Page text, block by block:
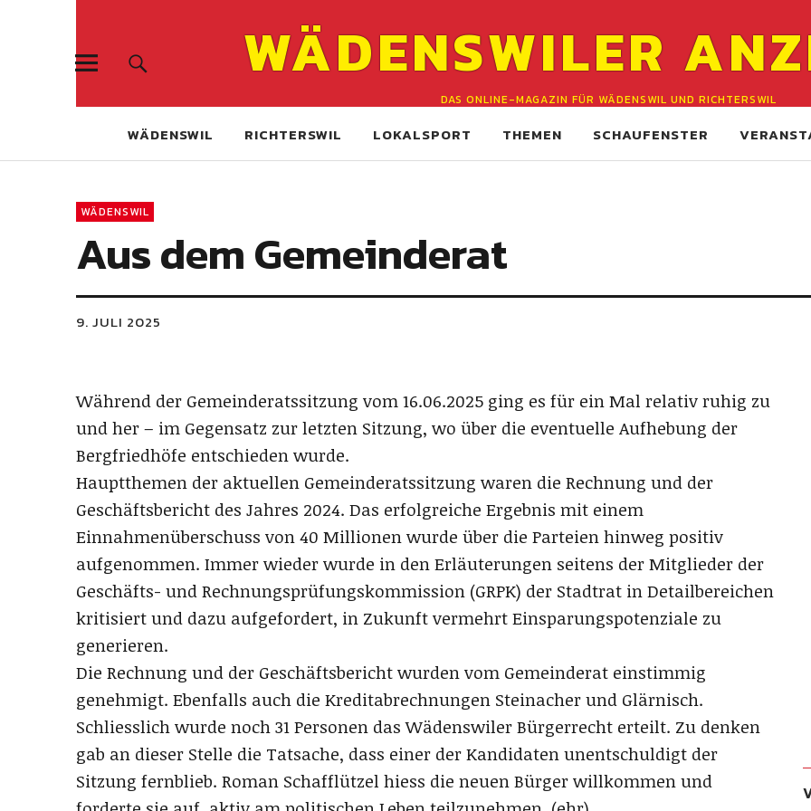
WÄDENSWILER
DAS ONLINE-MAGAZIN FÜR WÄDENSWIL UND RICHTERSWIL
WÄDENSWIL RICHTERSWIL LOKALSPORT THEMEN SCHAUFENSTER
WÄDENSWIL
Aus dem Gemeinderat
9. JULI 2025
Während der Gemeinderatssitzung vom 16.06.2025 ging es für ein Mal relativ ruhig zu
und her – im Gegensatz zur letzten Sitzung, wo über die eventuelle Aufhebung der
Bergfriedhöfe entschieden wurde.
Hauptthemen der aktuellen Gemeinderatssitzung waren die Rechnung und der
Geschäftsbericht des Jahres 2024. Das erfolgreiche Ergebnis mit einem
Einnahmenüberschuss von 40 Millionen wurde über die Parteien hinweg positiv
aufgenommen. Immer wieder wurde in den Erläuterungen seitens der Mitglieder der
Geschäfts- und Rechnungsprüfungskommission (GRPK) der Stadtrat in Detailbereichen
kritisiert und dazu aufgefordert, in Zukunft vermehrt Einsparungspotenziale zu
generieren.
Die Rechnung und der Geschäftsbericht wurden vom Gemeinderat einstimmig
genehmigt. Ebenfalls auch die Kreditabrechnungen Steinacher und Glärnisch.
Schliesslich wurde noch 31 Personen das Wädenswiler Bürgerrecht erteilt. Zu denken
gab an dieser Stelle die Tatsache, dass einer der Kandidaten unentschuldigt der
Sitzung fernblieb. Roman Schafflützel hiess die neuen Bürger willkommen und